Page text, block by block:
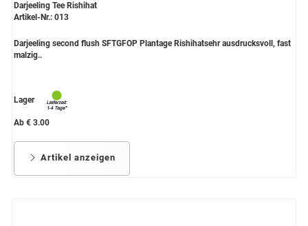
Darjeeling Tee Rishihat
Artikel-Nr.: 013
Darjeeling second flush SFTGFOP Plantage Rishihatsehr ausdrucksvoll, fast
malzig..
Lager
Ab € 3.00
Artikel anzeigen